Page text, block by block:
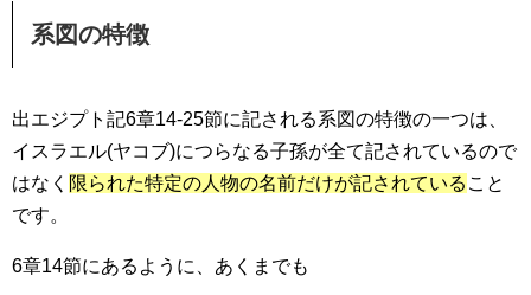
系図の特徴
出エジプト記6章14-25節に記される系図の特徴の一つは、
イスラエル(ヤコブ)につらなる子孫が全て記されているので
はなく 限られた特定の人物の名前だけが記されている こと
です。
6章14節にあるように、あくまでも